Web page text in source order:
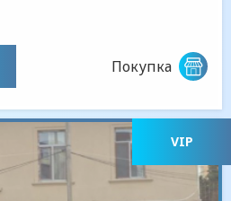
Покупка
VIP